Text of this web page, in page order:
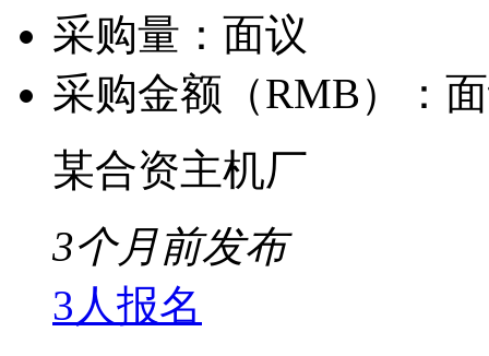
采购量： 面议
采购金额（RMB）：
某合资主机厂
3个月前发布
3人报名